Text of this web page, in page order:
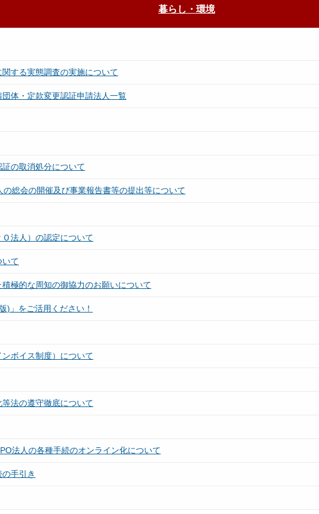
暮らし・環境
する実態調査の実施について
体・定款変更認証申請法人一覧
の取消処分について
総会の開催及び事業報告書等の提出等について
法人）の認定について
いて
極的な周知の御協力のお願いについて
)」をご活用ください！
ボイス制度）について
法の遵守徹底について
法人の各種手続のオンライン化について
手引き